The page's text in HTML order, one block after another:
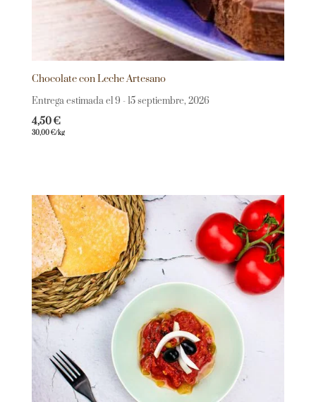
Chocolate con Leche Artesano
Entrega estimada el 9 - 15 septiembre, 2026
4,50€
30,00€/kg